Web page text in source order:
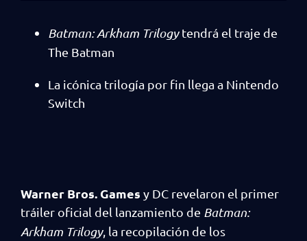
Batman: Arkham Trilogytendrá el traje de
The Batman
La icónica trilogía por fin llega a Nintendo
Switch
Warner Bros. Games y DC revelaron el primer
tráiler oficial del lanzamiento de Batman:
Arkham Trilogy, la recopilación de los